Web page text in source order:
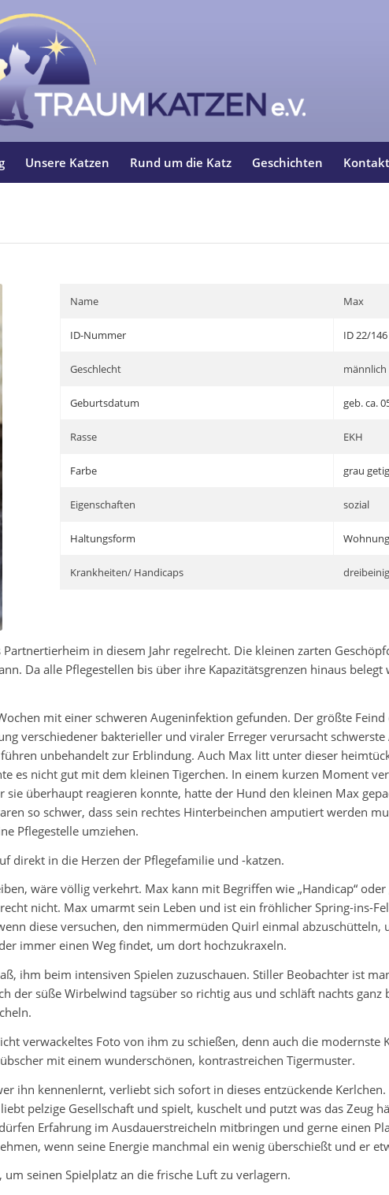
Unsere Katzen Rund um die Katz Geschichten Kontakt
Name Max
ID-Nummer ID 22/146
Geschlecht männlich
Geburtsdatum geb. ca.
Rasse EKH
Farbe grau
Eigenschaften sozial
Haltungsform
Krankheiten/ Handicaps
in diesem Jahr regelrecht. Die kleinen zarten
Da alle Pflegestellen bis über ihre Kapazitätsgrenzen hinaus
mit einer schweren Augeninfektion gefunden. Der größte
verschiedener bakterieller und viraler Erreger verursacht
unbehandelt zur Erblindung. Auch Max litt unter dieser
es nicht gut mit dem kleinen Tigerchen. In einem kurzen Moment
überhaupt reagieren konnte, hatte der Hund den kleinen Max
so schwer, dass sein rechtes Hinterbeinchen amputiert werden
Pflegestelle umziehen.
direkt in die Herzen der Pflegefamilie und -katzen.
wäre völlig verkehrt. Max kann mit Begriffen wie „Handicap“
nicht. Max umarmt sein Leben und ist ein fröhlicher Spring-ins-
diese versuchen, den nimmermüden Quirl einmal abzuschütteln,
immer einen Weg findet, um dort hochzukraxeln.
ihm beim intensiven Spielen zuzuschauen. Stiller Beobachter ist
der süße Wirbelwind tagsüber so richtig aus und schläft nachts
verwackeltes Foto von ihm zu schießen, denn auch die
mit einem wunderschönen, kontrastreichen Tigermuster.
ihn kennenlernt, verliebt sich sofort in dieses entzückende
pelzige Gesellschaft und spielt, kuschelt und putzt was das Zeug
Erfahrung im Ausdauerstreicheln mitbringen und gerne einen
wenn seine Energie manchmal ein wenig überschießt und er
seinen Spielplatz an die frische Luft zu verlagern.